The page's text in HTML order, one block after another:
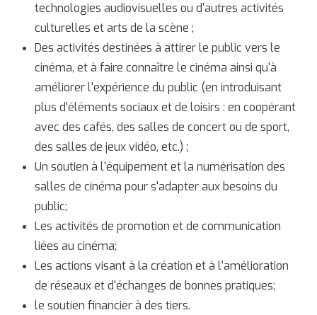
technologies audiovisuelles ou d'autres activités
culturelles et arts de la scène ;
Des activités destinées à attirer le public vers le
cinéma, et à faire connaître le cinéma ainsi qu'à
améliorer l'expérience du public (en introduisant
plus d'éléments sociaux et de loisirs : en coopérant
avec des cafés, des salles de concert ou de sport,
des salles de jeux vidéo, etc.) ;
Un soutien à l'équipement et la numérisation des
salles de cinéma pour s'adapter aux besoins du
public;
Les activités de promotion et de communication
liées au cinéma;
Les actions visant à la création et à l'amélioration
de réseaux et d'échanges de bonnes pratiques;
le soutien financier à des tiers.